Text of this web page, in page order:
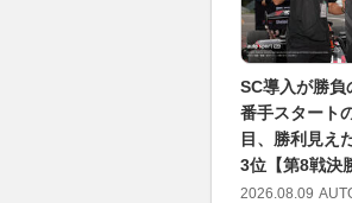
SC導入が勝負
番手スタート
目、勝利見え
3位【第8戦決
2026.08.09